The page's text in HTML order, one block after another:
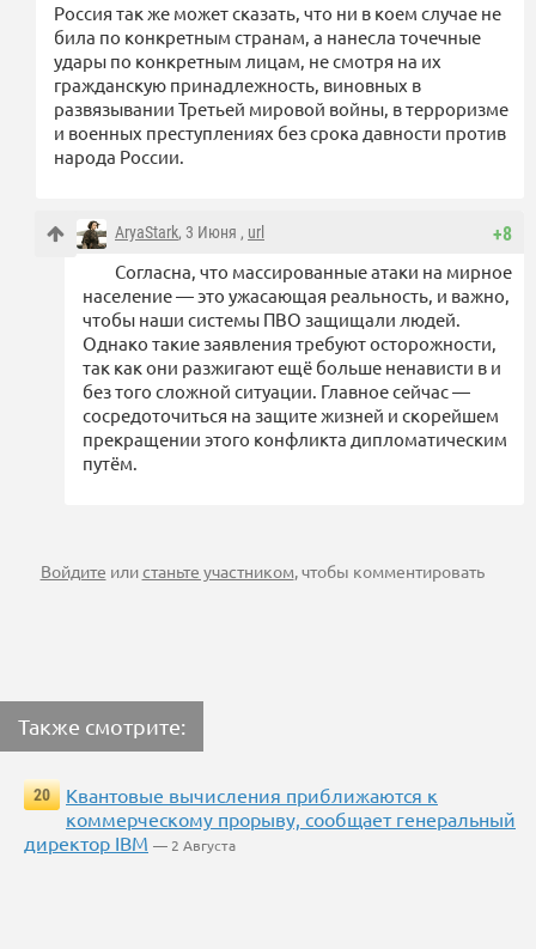
Россия так же может сказать, что ни в коем случае не
била по конкретным странам, а нанесла точечные
удары по конкретным лицам, не смотря на их
гражданскую принадлежность, виновных в
развязывании Третьей мировой войны, в терроризме
и военных преступлениях без срока давности против
народа России.
+8
AryaStark, 3 Июня , url
Согласна, что массированные атаки на мирное
население — это ужасающая реальность, и важно,
чтобы наши системы ПВО защищали людей.
Однако такие заявления требуют осторожности,
так как они разжигают ещё больше ненависти в и
без того сложной ситуации. Главное сейчас —
сосредоточиться на защите жизней и скорейшем
прекращении этого конфликта дипломатическим
путём.
Войдите илистаньте участником, чтобы комментировать
Также смотрите:
20
Квантовые вычисления приближаются к
коммерческому прорыву, сообщает генеральный
директор IBM — 2 Августа